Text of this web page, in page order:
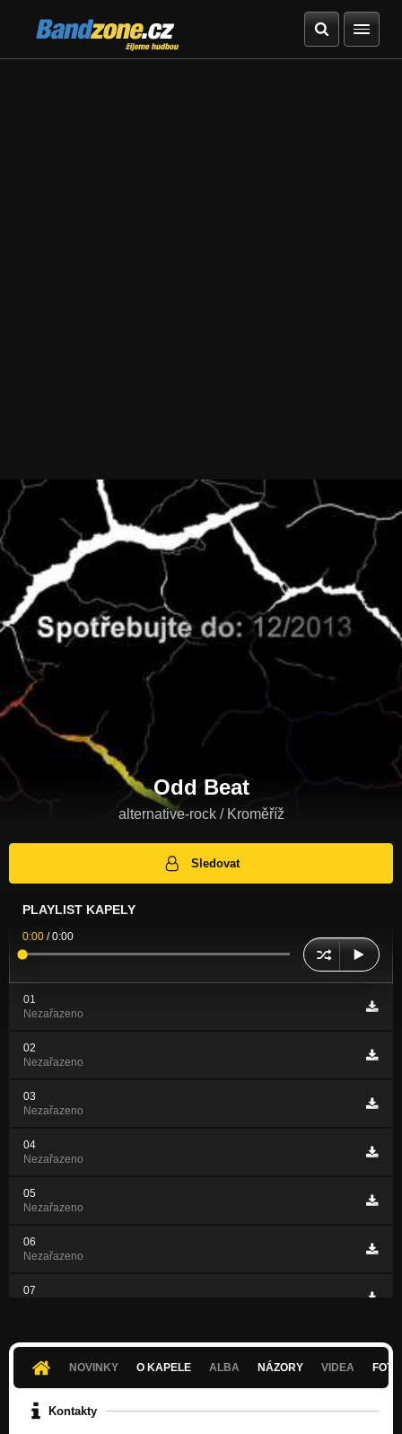
Bandzone.cz
žijeme hudbou
Odd Beat
alternative-rock / Kroměříž
Sledovat
PLAYLIST KAPELY
0:00 /0:00
01
Nezařazeno
02
Nezařazeno
03
Nezařazeno
04
Nezařazeno
05
Nezařazeno
06
Nezařazeno
07
NOVINKY
O KAPELE ALBA NÁZORY VIDEA
Kontakty